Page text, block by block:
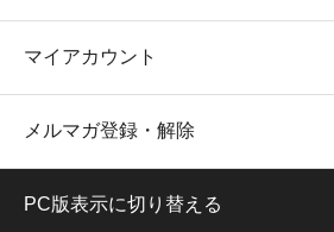
マイアカウント
メルマガ登録・解除
PC版表示に切り替える